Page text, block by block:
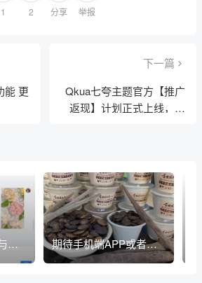
分享 举报
能 更
下一篇
Qkua七夸主题官方【推广
返现】计划正式上线，推
世
期待手机端APP或者小
程序早日到来